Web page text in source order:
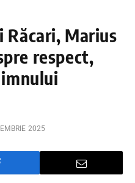
Răcari, Marius
respect,
2025